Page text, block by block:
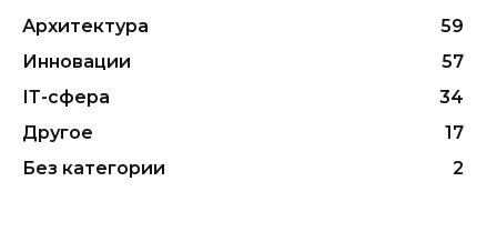
Архитектура
59
Инновации
57
ІТ-сфера
34
Другое
17
Без категории
2